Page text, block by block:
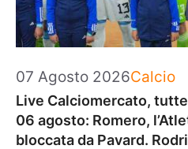
07 Agosto 2026Calcio
Live Calciomercato,
06 agosto: Romero,
bloccata da Pavard.